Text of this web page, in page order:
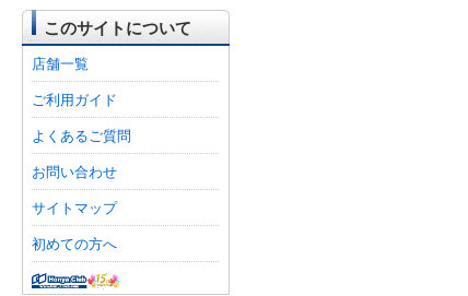
このサイトについて
店舗一覧
ご利用ガイド
よくあるご質問
お問い合わせ
サイトマップ
初めての方へ